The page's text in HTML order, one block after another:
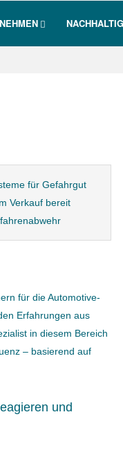
für Gefahrgut
Verkauf bereit
für die Automotive-
Erfahrungen aus
in diesem Bereich
– basierend auf
und